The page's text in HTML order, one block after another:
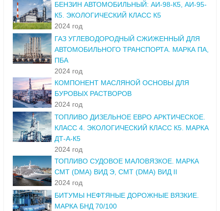
БЕНЗИН АВТОМОБИЛЬНЫЙ: АИ-98-К5, АИ-95-
К5. ЭКОЛОГИЧЕСКИЙ КЛАСС К5
2024 год
ГАЗ УГЛЕВОДОРОДНЫЙ СЖИЖЕННЫЙ ДЛЯ
АВТОМОБИЛЬНОГО ТРАНСПОРТА. МАРКА ПА,
ПБА
2024 год
КОМПОНЕНТ МАСЛЯНОЙ ОСНОВЫ ДЛЯ
БУРОВЫХ РАСТВОРОВ
2024 год
ТОПЛИВО ДИЗЕЛЬНОЕ ЕВРО АРКТИЧЕСКОЕ.
КЛАСС 4. ЭКОЛОГИЧЕСКИЙ КЛАСС К5. МАРКА
ДТ-А-К5
2024 год
ТОПЛИВО СУДОВОЕ МАЛОВЯЗКОЕ. МАРКА
СМТ (DMA) ВИД Э, СМТ (DMA) ВИД II
2024 год
БИТУМЫ НЕФТЯНЫЕ ДОРОЖНЫЕ ВЯЗКИЕ.
МАРКА БНД 70/100